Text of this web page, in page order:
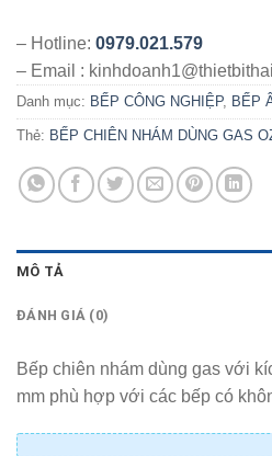
– Hotline: 0979.021.579
– Email :
Danh mục: BẾP CÔNG NGHIỆP, BẾP
Thẻ: BẾP CHIÊN NHÁM DÙNG GAS
MÔ TẢ
ĐÁNH GIÁ (0)
Bếp chiên nhám dùng gas với
mm phù hợp với các bếp có